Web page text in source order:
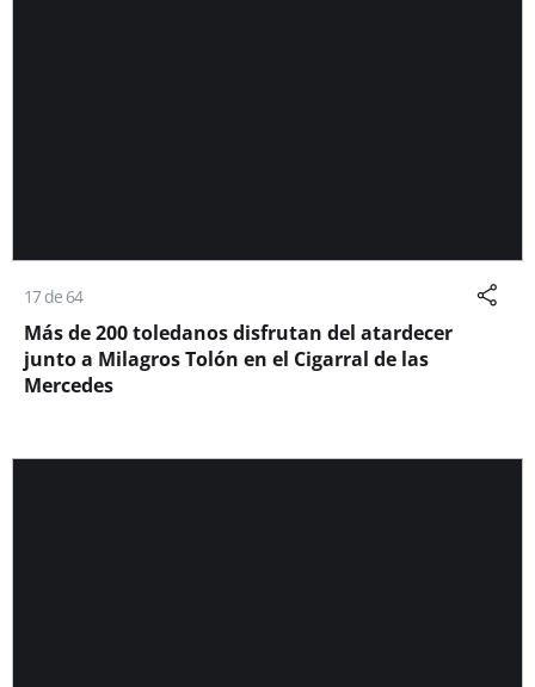
17 de 64
Más de 200 toledanos disfrutan del atardecer
junto a Milagros Tolón en el Cigarral de las
Mercedes